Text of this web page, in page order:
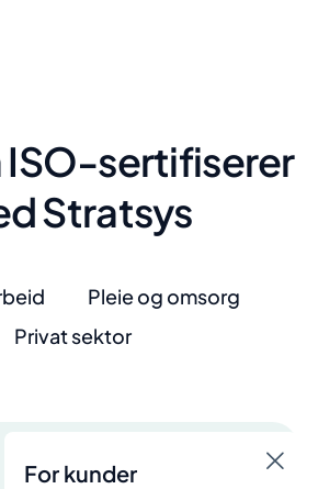
For kunder
ISO-sertifiserer
Stratsys
Pleie og omsorg
Privat sektor